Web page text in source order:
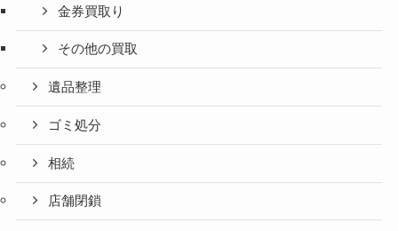
金券買取り
その他の買取
遺品整理
ゴミ処分
相続
店舗閉鎖